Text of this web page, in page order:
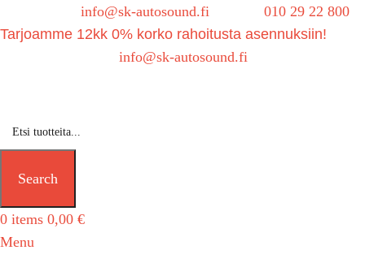
info@sk-autosound.fi
010 29 22 800
Tarjoamme 12kk 0% korko rahoitusta asennuksiin!
info@sk-autosound.fi
Search
0 items 0,00 €
Menu